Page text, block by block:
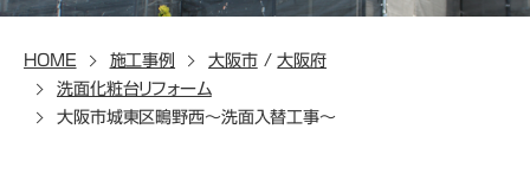
HOME 施工事例 大阪市/大阪府
洗面化粧台リフォーム
大阪市城東区鴫野西～洗面入替工事～